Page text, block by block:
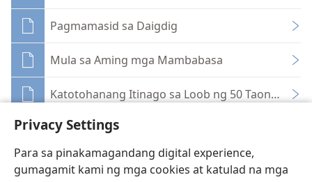
Privacy Settings
Para sa pinakamagandang digital experience,
gumagamit kami ng mga cookies at katulad na mga
Pagmamasid sa Daigdig
Mula sa Aming mga Mambabasa
Katotohanang Itinago sa Loob ng 50
Ang Paghahanap ng Isang Kabataan ng